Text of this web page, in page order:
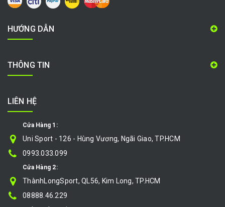
HƯỚNG DẪN
THÔNG TIN
LIÊN HỆ
Cửa Hàng 1:
Uni Sport - 126 - Hùng Vương, Ngãi Giao, TP.HCM
0993.033.099
Cửa Hàng 2:
ThànhLongSport, QL56, Kim Long, TP.HCM
08888.46.229